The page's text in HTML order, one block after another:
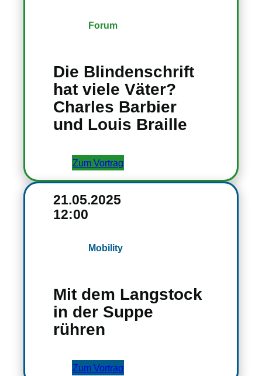
Forum
Die Blindenschrift
hat viele Väter?
Charles Barbier
und Louis Braille
Zum Vortrag
21.05.2025
12:00
Mobility
Mit dem Langstock
in der Suppe
rühren
Zum Vortrag